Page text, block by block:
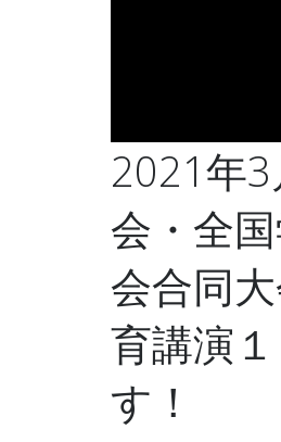
2021年
会・全
会合同
育講演
す！